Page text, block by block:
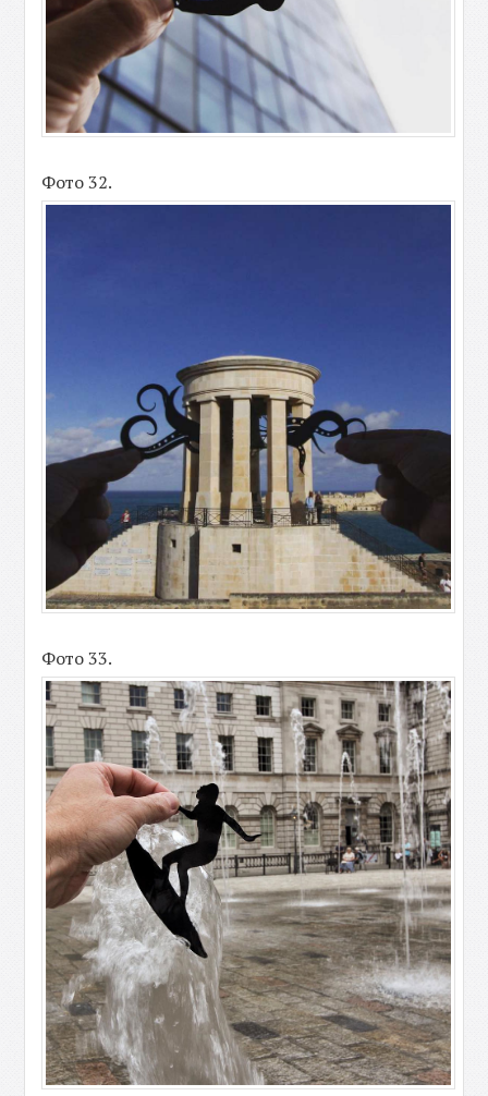
Фото 32.
Фото 33.